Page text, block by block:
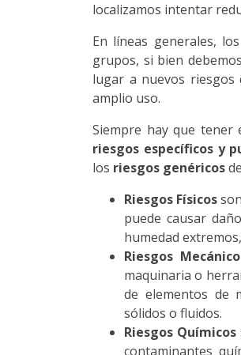
localizamos intentar
En líneas generales,
grupos, si bien
lugar a nuevos riesgos
amplio uso.
Siempre hay que tener
riesgos específicos y
los riesgos genéricos
Riesgos Físicos
puede causar
humedad
Riesgos
maquinaria o
de elementos de
sólidos o fluidos.
Riesgos Químicos
contaminantes